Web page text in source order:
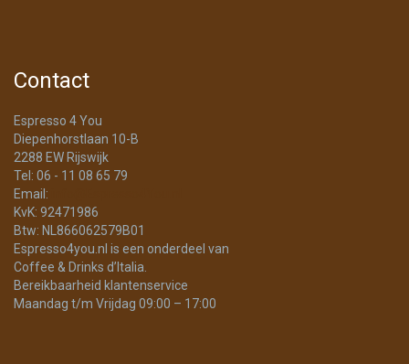
Contact
Espresso 4 You
Diepenhorstlaan 10-B
2288 EW Rijswijk
Tel: 06 - 11 08 65 79
Email:
KvK: 92471986
Btw: NL866062579B01
Espresso4you.nl is een onderdeel van
Coffee & Drinks d’Italia.
Bereikbaarheid klantenservice
Maandag t/m Vrijdag 09:00 – 17:00